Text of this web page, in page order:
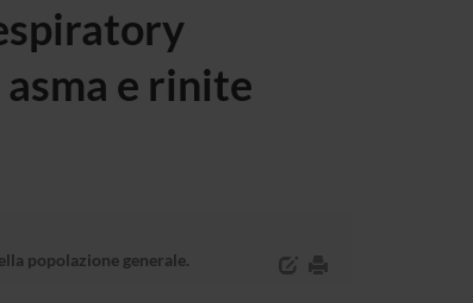
e rinite
popolazione generale.